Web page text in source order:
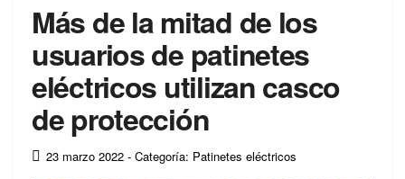
Más de la mitad de los
usuarios de patinetes
eléctricos utilizan casco
de protección
23 marzo 2022 - Categoría: Patinetes eléctricos